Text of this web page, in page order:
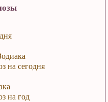
на сегодня
на год